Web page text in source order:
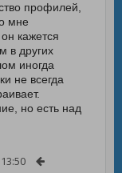
профилей,
мне
кажется
в других
иногда
не всегда
но есть над